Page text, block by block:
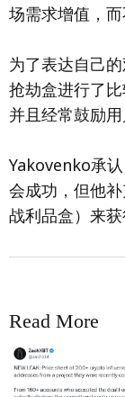
场需求增值，而
为了表达自己
抢劫盒进行了
并且经常鼓励
Yakovenko承
会成功，但他
战利品盒）来获
Read More